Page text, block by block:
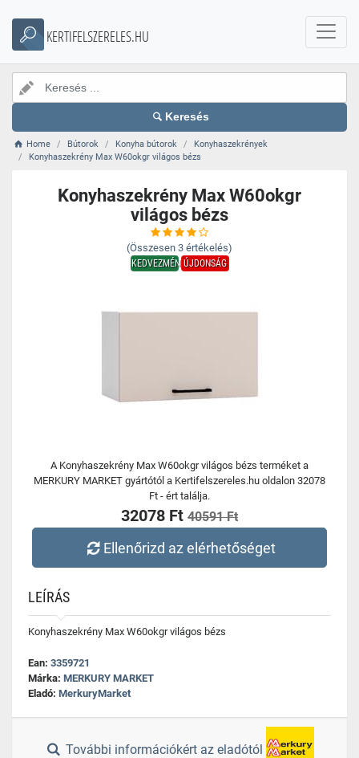
KERTIFELSZERELES.HU
Keresés
Home Bútorok Konyha bútorok
Konyhaszekrények
Konyhaszekrény Max W60okgr világos bézs
Konyhaszekrény Max W60okgr
világos bézs
(Összesen 3 értékelés)
KEDVEZMÉNYÚJDONSÁG
A Konyhaszekrény Max W60okgr világos bézs terméket a
MERKURY MARKET gyártótól a Kertifelszereles.hu oldalon 32078
Ft - ért találja.
32078 Ft 40591 Ft
Ellenőrizd az elérhetőséget
LEÍRÁS
Konyhaszekrény Max W60okgr világos bézs
Ean: 3359721
Márka: MERKURY MARKET
Eladó: MerkuryMarket
További információkért az eladótól